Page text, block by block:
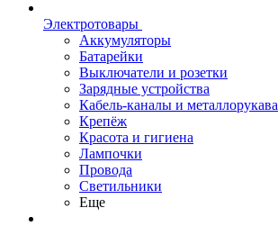
Электротовары
Аккумуляторы
Батарейки
Выключатели и розетки
Зарядные устройства
Кабель-каналы и металлорукава
Крепёж
Красота и гигиена
Лампочки
Провода
Светильники
Еще